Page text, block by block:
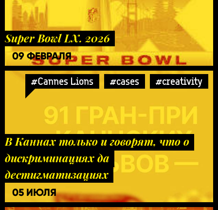
Super Bowl LX. 2026
09 ФЕВРАЛЯ
#Cannes Lions #cases #creativity
В Каннах только и говорят, что о
дискриминациях да
дестигматизациях
05 ИЮЛЯ